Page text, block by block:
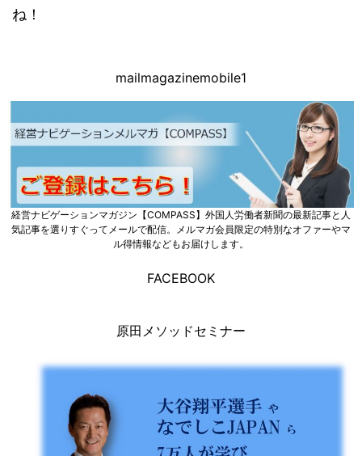
ね！
mailmagazinemobile1
経営ナビゲーションマガジン【COMPASS】外国人労働者新聞の最新記事と人
気記事を選りすぐってメールで配信。メルマガ会員限定の特別なオファーやマ
ル得情報などもお届けします。
FACEBOOK
原田メソッドセミナー